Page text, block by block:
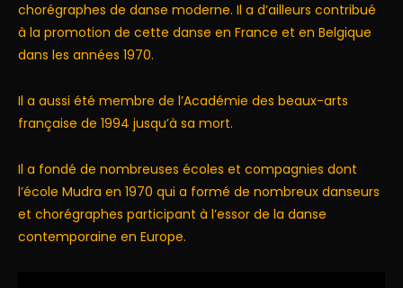
chorégraphes de danse moderne. Il a d’ailleurs contribué
à la promotion de cette danse en France et en Belgique
dans les années 1970.
Il a aussi été membre de l’Académie des beaux-arts
française de 1994 jusqu’à sa mort.
Il a fondé de nombreuses écoles et compagnies dont
l’école Mudra en 1970 qui a formé de nombreux danseurs
et chorégraphes participant à l’essor de la danse
contemporaine en Europe.